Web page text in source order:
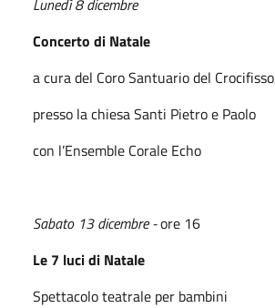
Concerto di Natale
a cura del Coro Santuario del Crocifisso
presso la chiesa Santi Pietro e Paolo
con l’Ensemble Corale Echo
Sabato 13 dicembre -ore 16
Le 7 luci di Natale
Spettacolo teatrale per bambini